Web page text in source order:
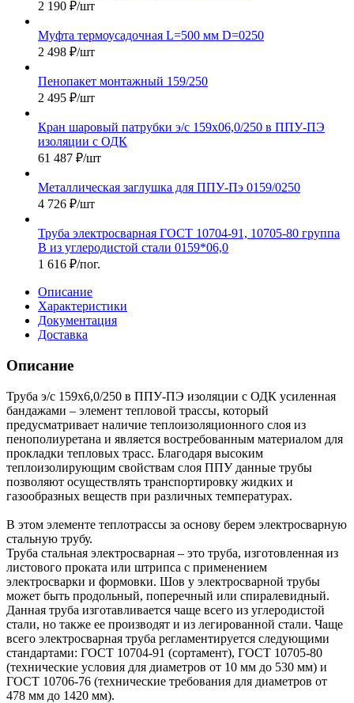
2 190 ₽/шт
Муфта термоусадочная L=500 мм D=0250
2 498 ₽/шт
Пенопакет монтажный 159/250
2 495 ₽/шт
Кран шаровый патрубки э/с 159х06,0/250 в ППУ-ПЭ
изоляции с ОДК
61 487 ₽/шт
Металлическая заглушка для ППУ-Пэ 0159/0250
4 726 ₽/шт
Труба электросварная ГОСТ 10704-91, 10705-80 группа
В из углеродистой стали 0159*06,0
1 616 ₽/пог.
Описание
Характеристики
Документация
Доставка
Описание
Труба э/с 159х6,0/250 в ППУ-ПЭ изоляции с ОДК усиленная
бандажами – элемент тепловой трассы, который
предусматривает наличие теплоизоляционного слоя из
пенополиуретана и является востребованным материалом для
прокладки тепловых трасс. Благодаря высоким
теплоизолирующим свойствам слоя ППУ данные трубы
позволяют осуществлять транспортировку жидких и
газообразных веществ при различных температурах.
В этом элементе теплотрассы за основу берем электросварную
стальную трубу.
Труба стальная электросварная – это труба, изготовленная из
листового проката или штрипса с применением
электросварки и формовки. Шов у электросварной трубы
может быть продольный, поперечный или спиралевидный.
Данная труба изготавливается чаще всего из углеродистой
стали, но также ее производят и из легированной стали. Чаще
всего электросварная труба регламентируется следующими
стандартами: ГОСТ 10704-91 (сортамент), ГОСТ 10705-80
(технические условия для диаметров от 10 мм до 530 мм) и
ГОСТ 10706-76 (технические требования для диаметров от
478 мм до 1420 мм).